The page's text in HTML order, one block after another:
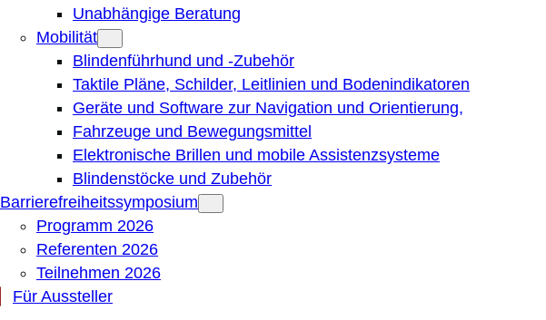
Unabhängige Beratung
Mobilität
Blindenführhund und -Zubehör
Taktile Pläne, Schilder, Leitlinien und Bodenindikatoren
Geräte und Software zur Navigation und Orientierung,
Fahrzeuge und Bewegungsmittel
Elektronische Brillen und mobile Assistenzsysteme
Blindenstöcke und Zubehör
Barrierefreiheitssymposium
Programm 2026
Referenten 2026
Teilnehmen 2026
Für Aussteller